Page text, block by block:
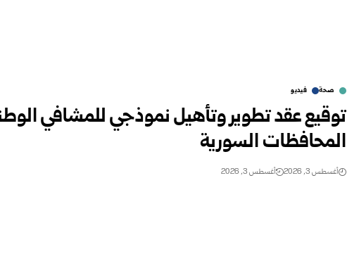
صحة فيديو
توقيع عقد تطوير وتأهيل نموذجي للمشافي
المحافظات السورية
أغسطس 3, 2026 أغسطس 3, 2026